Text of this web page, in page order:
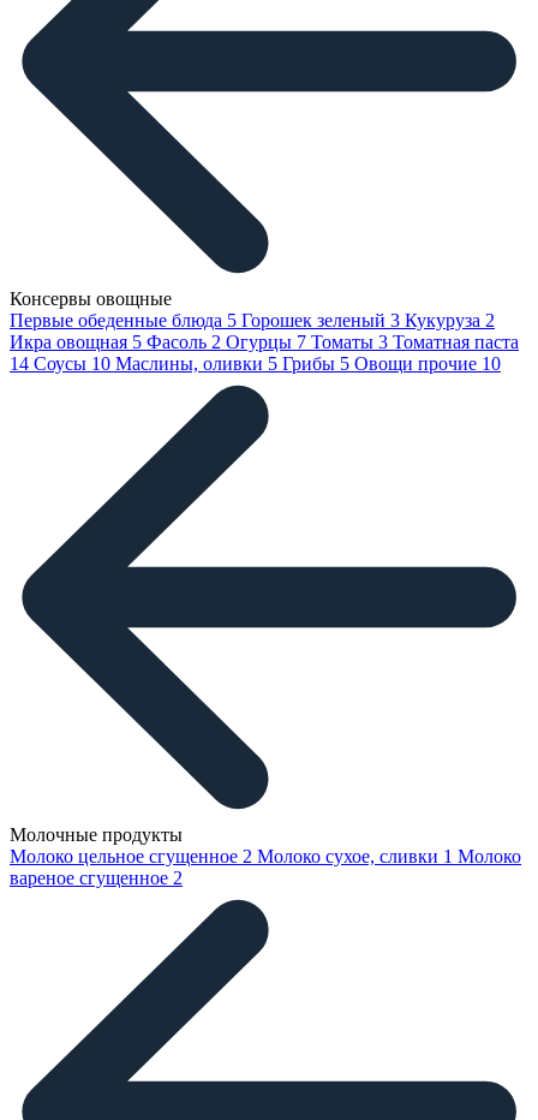
Консервы овощные
Первые обеденные блюда 5 Горошек зеленый 3 Кукуруза 2
Икра овощная 5 Фасоль 2 Огурцы 7 Томаты 3 Томатная паста
14 Соусы 10 Маслины, оливки 5 Грибы 5 Овощи прочие 10
Молочные продукты
Молоко цельное сгущенное 2 Молоко сухое, сливки 1 Молоко
вареное сгущенное 2